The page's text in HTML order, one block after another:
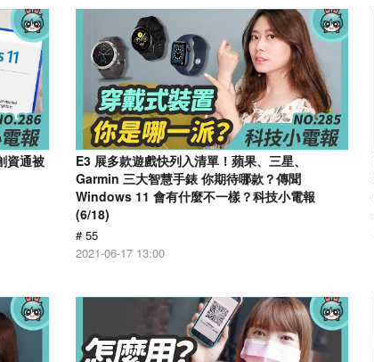
資通被
E3 展多款遊戲快列入清單！蘋果、三星、
Garmin 三大智慧手錶 你期待哪款？傳聞
Windows 11 會有什麼不一樣？科技小電報
(6/18)
# 55
2021-06-17 13:00